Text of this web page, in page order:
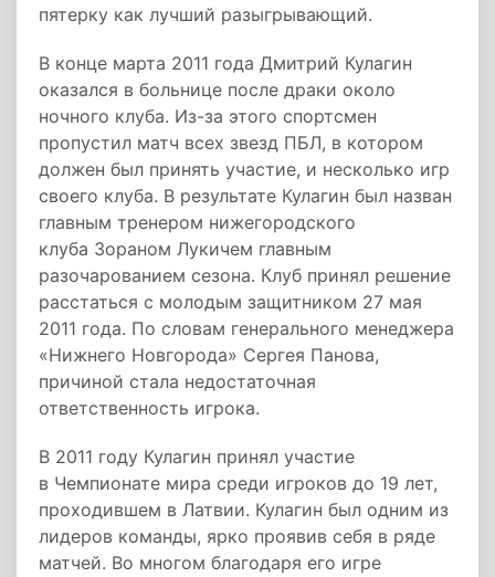
пятерку как лучший разыгрывающий.
В конце марта 2011 года Дмитрий Кулагин
оказался в больнице после драки около
ночного клуба. Из-за этого спортсмен
пропустил матч всех звезд ПБЛ, в котором
должен был принять участие, и несколько игр
своего клуба. В результате Кулагин был назван
главным тренером нижегородского
клуба Зораном Лукичем главным
разочарованием сезона. Клуб принял решение
расстаться с молодым защитником 27 мая
2011 года. По словам генерального менеджера
«Нижнего Новгорода» Сергея Панова,
причиной стала недостаточная
ответственность игрока.
В 2011 году Кулагин принял участие
в Чемпионате мира среди игроков до 19 лет,
проходившем в Латвии. Кулагин был одним из
лидеров команды, ярко проявив себя в ряде
матчей. Во многом благодаря его игре